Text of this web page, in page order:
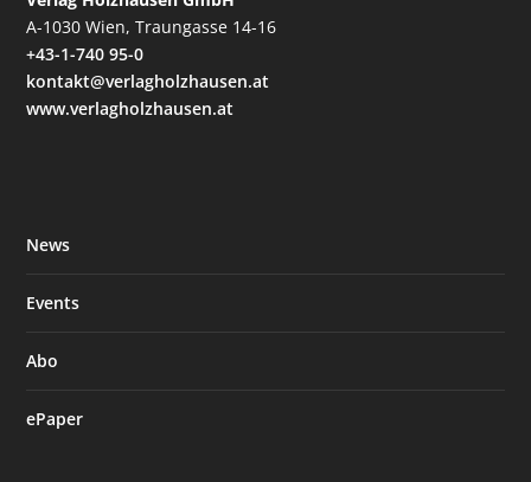
A-1030 Wien, Traungasse 14-16
+43-1-740 95-0
kontakt@verlagholzhausen.at
www.verlagholzhausen.at
News
Events
Abo
ePaper